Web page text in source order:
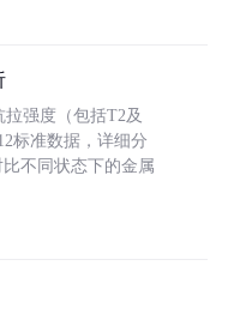
强度（包括T2及
标准数据，详细分
不同状态下的金属